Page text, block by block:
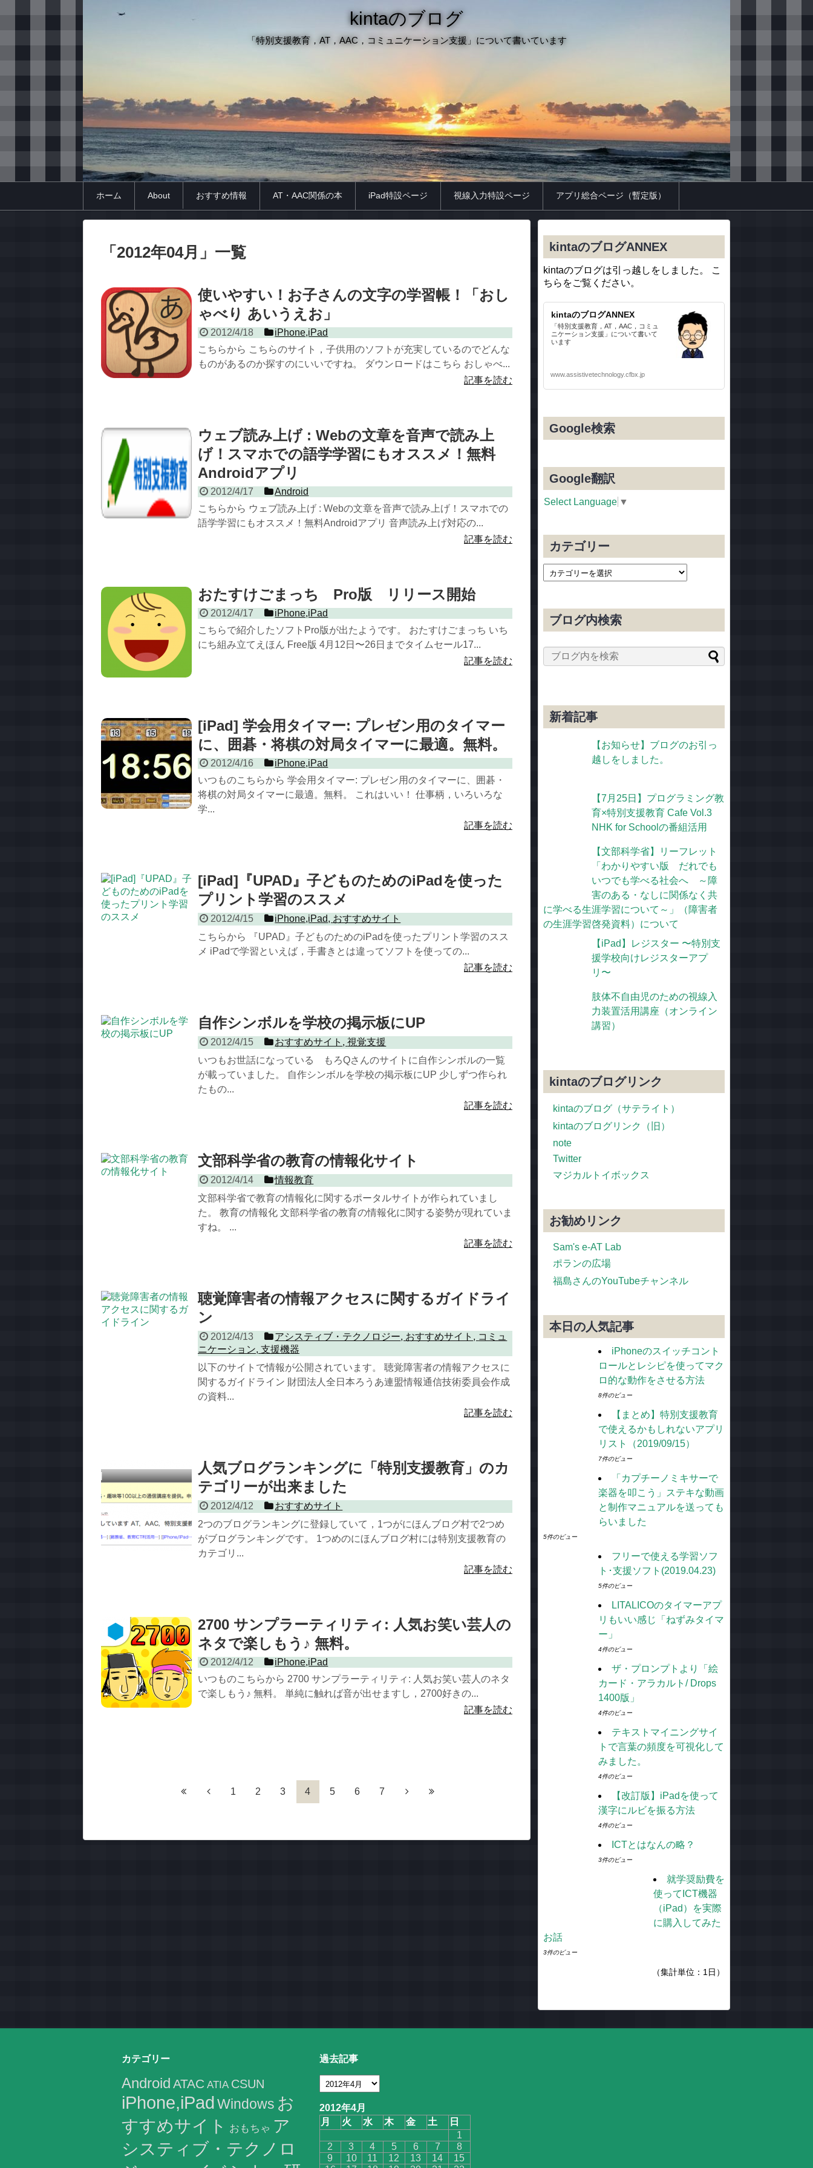
kintaのブログ
「特別支援教育，AT，AAC，コミュニケーション支援」について書いています
ホーム About おすすめ情報 AT・AAC関係の本 iPad特設ページ 視線入力特設ページ アプリ総合ページ（暫定版）
「 2012年04月 」 一覧
使いやすい！お子さんの文字の学習帳！「おし
ゃべり あいうえお」
2012/4/18
iPhone,iPad
こちらから こちらのサイト，子供用のソフトが充実しているのでどんな
ものがあるのか探すのにいいですね。 ダウンロードはこちら おしゃべ...
記事を読む
ウェブ読み上げ : Webの文章を音声で読み上
げ！スマホでの語学学習にもオススメ！無料
Androidアプリ
2012/4/17
Android
こちらから ウェブ読み上げ : Webの文章を音声で読み上げ！スマホでの
語学学習にもオススメ！無料Androidアプリ 音声読み上げ対応の...
記事を読む
おたすけごまっち Pro版 リリース開始
2012/4/17
iPhone,iPad
こちらで紹介したソフトPro版が出たようです。 おたすけごまっち いち
にち組み立てえほん Free版 4月12日〜26日までタイムセール17...
記事を読む
[iPad] 学会用タイマー: プレゼン用のタイマー
に、囲碁・将棋の対局タイマーに最適。無料。
2012/4/16
iPhone,iPad
いつものこちらから 学会用タイマー: プレゼン用のタイマーに、囲碁・
将棋の対局タイマーに最適。無料。 これはいい！ 仕事柄，いろいろな
学...
記事を読む
[iPad]『UPAD』子どものためのiPadを使った
プリント学習のススメ
2012/4/15 iPhone,iPad, おすすめサイト
こちらから 『UPAD』子どものためのiPadを使ったプリント学習のスス
メ iPadで学習といえば，手書きとは違ってソフトを使っての...
記事を読む
自作シンボルを学校の掲示板にUP
2012/4/15 おすすめサイト ,視覚支援
いつもお世話になっている もろQさんのサイトに自作シンボルの一覧
が載っていました。 自作シンボルを学校の掲示板にUP 少しずつ作られ
たもの...
記事を読む
文部科学省の教育の情報化サイト
2012/4/14
情報教育
文部科学省で教育の情報化に関するポータルサイトが作られていまし
た。 教育の情報化 文部科学省の教育の情報化に関する姿勢が現れていま
すね。 ...
記事を読む
聴覚障害者の情報アクセスに関するガイドライ
ン
2012/4/13 アシスティブ・テクノロジー, おすすめサイト , コミュ
ニケーション, 支援機器
以下のサイトで情報が公開されています。 聴覚障害者の情報アクセスに
関するガイドライン 財団法人全日本ろうあ連盟情報通信技術委員会作成
の資料...
記事を読む
人気ブログランキングに「特別支援教育」のカ
テゴリーが出来ました
2012/4/12
おすすめサイト
2つのブログランキングに登録していて，1つがにほんブログ村で2つめ
がブログランキングです。 1つめのにほんブログ村には特別支援教育の
カテゴリ...
記事を読む
2700 サンプラーティリティ: 人気お笑い芸人の
ネタで楽しもう♪ 無料。
2012/4/12
iPhone,iPad
いつものこちらから 2700 サンプラーティリティ: 人気お笑い芸人のネタ
で楽しもう♪ 無料。 単純に触れば音が出せますし，2700好きの...
記事を読む
1 2 3 4 5 6 7
kintaのブログANNEX
kintaのブログは引っ越しをしました。 こ
ちらをご覧ください。
kintaのブログANNEX
「特別支援教育，AT，AAC，コミュ
ニケーション支援」について書いて
います
www.assistivetechnology.cfbx.jp
Google検索
Google翻訳
Select Language ▼
カテゴリー
ブログ内検索
新着記事
【お知らせ】ブログのお引っ
越しをしました。
【7月25日】プログラミング教
育×特別支援教育 Cafe Vol.3
NHK for Schoolの番組活用
【文部科学省】リーフレット
「わかりやすい版 だれでも
いつでも学べる社会へ ～障
害のある・なしに関係なく共
に学べる生涯学習について～」（障害者
の生涯学習啓発資料）について
【iPad】レジスター 〜特別支
援学校向けレジスターアプ
リ〜
肢体不自由児のための視線入
力装置活用講座（オンライン
講習）
kintaのブログリンク
kintaのブログ（サテライト）
kintaのブログリンク（旧）
note
Twitter
マジカルトイボックス
お勧めリンク
Sam's e-AT Lab
ポランの広場
福島さんのYouTubeチャンネル
本日の人気記事
iPhoneのスイッチコント
ロールとレシピを使ってマク
ロ的な動作をさせる方法
8件のビュー
【まとめ】特別支援教育
で使えるかもしれないアプリ
リスト（2019/09/15）
7件のビュー
「カプチーノミキサーで
楽器を叩こう」ステキな動画
と制作マニュアルを送っても
らいました
5件のビュー
フリーで使える学習ソフ
ト･支援ソフト(2019.04.23)
5件のビュー
LITALICOのタイマーアプ
リもいい感じ「ねずみタイマ
ー」
4件のビュー
ザ・プロンプトより「絵
カード・アラカルト/ Drops
1400版」
4件のビュー
テキストマイニングサイ
トで言葉の頻度を可視化して
みました。
4件のビュー
【改訂版】iPadを使って
漢字にルビを振る方法
4件のビュー
ICTとはなんの略？
3件のビュー
就学奨励費を
使ってICT機器
（iPad）を実際
に購入してみた
お話
3件のビュー
（集計単位：1日）
カテゴリー
Android ATAC ATIA CSUN
iPhone,iPadWindows お
すすめサイト おもちゃ ア
システィブ・テクノロ
過去記事
2012年4月
月
火 水 木 金 土
日
1
2
3 4 5 6 7
8
9
10 11 12 13 14
15